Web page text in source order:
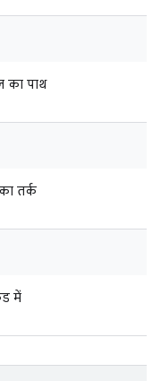
का पाथ
तर्क
में